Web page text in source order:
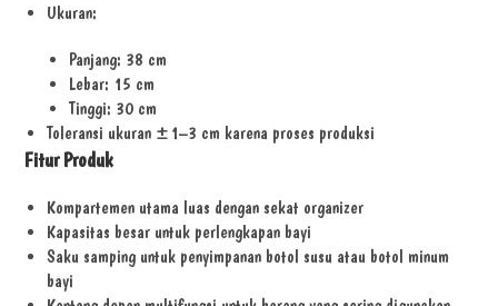
Ukuran:
Panjang: 38 cm
Lebar: 15 cm
Tinggi: 30 cm
Toleransi ukuran ±1–3 cm karena proses produksi
Fitur Produk
Kompartemen utama luas dengan sekat organizer
Kapasitas besar untuk perlengkapan bayi
Saku samping untuk penyimpanan botol susu atau botol minum
bayi